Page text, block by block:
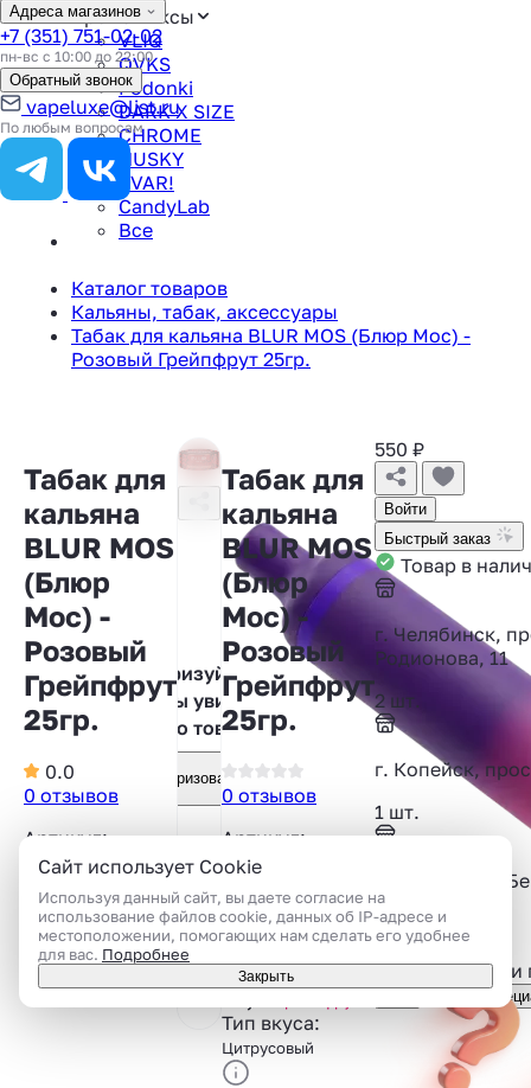
Аромамиксы
VLIQ
QVKS
Podonki
DARK X SIZE
CHROME
HUSKY
TVAR!
CandyLab
Все
Адреса магазинов
+7 (351) 751-02-02
пн-вс с 10:00 до 22:00
Обратный звонок
vapeluxe@list.ru
По любым вопросам
Каталог товаров
Кальяны, табак, аксессуары
Табак для кальяна BLUR MOS (Блюр Мос) -
Розовый Грейпфрут 25гр.
Табак для
кальяна
BLUR MOS
(Блюр
Мос) -
Розовый
Грейпфрут
25гр.
0.0
0 отзывов
Артикул:
96686384
Авторизуйтесь,
чтобы увидеть
фото товара
Авторизоваться
Табак для
кальяна
BLUR MOS
(Блюр
Мос) -
Розовый
Грейпфрут
25гр.
0 отзывов
Артикул:
96686384
Вид: Табак для
кальяна
Масса продукта
(НЕТТО):
Тип вкуса:
Цитрусовый
550 ₽
Войти
Быстрый заказ
Товар в
г. Челябинск,
Родионова, 11
2 шт.
г. Копейск,
1 шт.
г. Челябинск,
1 шт.
Показать все
Подсказать
Консультация
Сайт использует Cookie
Используя данный сайт, вы даете согласие на
использование файлов cookie, данных об IP-адресе и
местоположении, помогающих нам сделать его удобнее
для вас. Подробнее
Закрыть